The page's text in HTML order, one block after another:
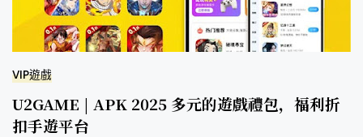
VIP遊戲
U2GAME | APK 2025 多元的遊戲禮包，福利折
扣手遊平台